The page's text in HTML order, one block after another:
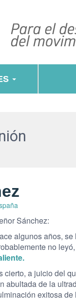
Sánchez:
algunos años,
no
cierto, a juicio del
abultada de la
exitosa